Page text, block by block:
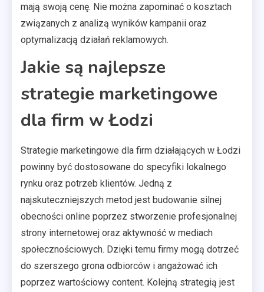
mają swoją cenę. Nie można zapominać o kosztach
związanych z analizą wyników kampanii oraz
optymalizacją działań reklamowych.
Jakie są najlepsze
strategie marketingowe
dla firm w Łodzi
Strategie marketingowe dla firm działających w Łodzi
powinny być dostosowane do specyfiki lokalnego
rynku oraz potrzeb klientów. Jedną z
najskuteczniejszych metod jest budowanie silnej
obecności online poprzez stworzenie profesjonalnej
strony internetowej oraz aktywność w mediach
społecznościowych. Dzięki temu firmy mogą dotrzeć
do szerszego grona odbiorców i angażować ich
poprzez wartościowy content. Kolejną strategią jest